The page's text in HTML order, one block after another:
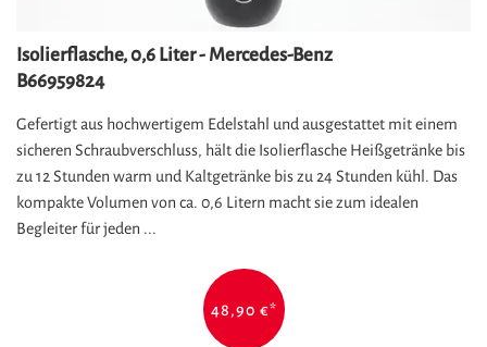
Isolierflasche, 0,6 Liter - Mercedes-Benz
B66959824
Gefertigt aus hochwertigem Edelstahl und ausgestattet mit einem
sicheren Schraubverschluss, hält die Isolierflasche Heißgetränke bis
zu 12 Stunden warm und Kaltgetränke bis zu 24 Stunden kühl. Das
kompakte Volumen von ca. 0,6 Litern macht sie zum idealen
Begleiter für jeden ...
48,90 €*